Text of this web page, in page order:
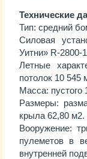
Технические
Тип: средний
Силовая
Уитни» R-2800-
Летные
потолок 10 545
Масса: пустого
Размеры:
крыла 62,80 м2.
Вооружение:
пулеметов в
внутренней